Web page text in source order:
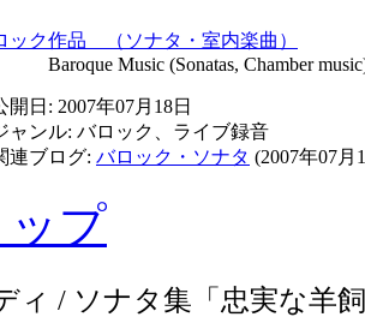
ック作品 （ソナタ・室内楽曲）
Music (Sonatas, Chamber
日: 2007年07月18日
ンル: バロック、ライブ録音
ブログ: バロック・ソナタ (2007年07
ップ
ィ / ソナタ集「忠実な羊